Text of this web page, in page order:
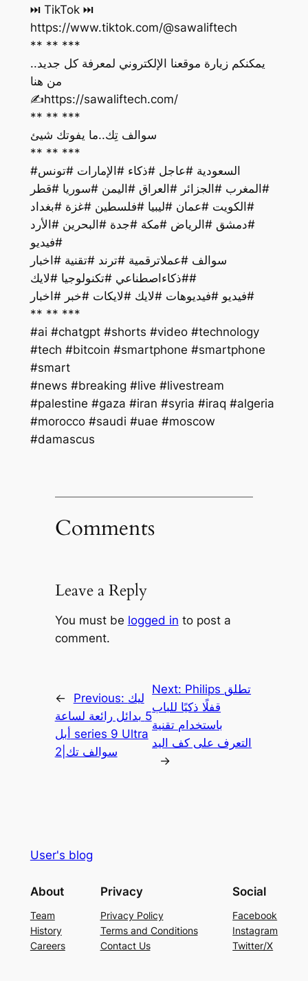
https://www.tiktok.com/@sawaliftech
** ** ***
يمكنكم زيارة موقعنا الإلكتروني لمعرفة كل جديد..
من هنا
‏✍️https://sawaliftech.com/
** ** ***
سوالف تِك..ما يفوتك شيئ
** ** ***
#السعودية #عاجل #ذكاء #الإمارات #تونس
#المغرب #الجزائر #العراق #اليمن #سوريا #قطر
#الكويت #عمان #ليبيا #فلسطين #غزة #بغداد
#دمشق #الرياض #مكة #جدة #البحرين #الأرد
#فيديو
سوالف #عملاترقمية #ترند #تقنية #اخبار
#ذكاءاصطناعي #تكنولوجيا #لايك#
فيديو #فيديوهات #لايك #لايكات #خبر #اخبار#
** ** ***
#ai #chatgpt #shorts #video #technology
#tech #bitcoin #smartphone #smartphone
#smart
#palestine #gaza #iran #syria #iraq #algeria
#morocco #saudi #uae #moscow
#damascus
Comments
Leave a Reply
You must be logged in to post a
comment.
← Previous: ليك
5 بدائل رائعة لساعة
أبل series 9 Ultra
2|سوالف تك
Next: Philips تطلق
قفلًا ذكيًا للباب
باستخدام تقنية
التعرف على كف اليد
→
User's blog
About
Team
History
Careers
Privacy
Privacy Policy
Terms and Conditions
Contact Us
Social
Facebook
Instagram
Twitter/X